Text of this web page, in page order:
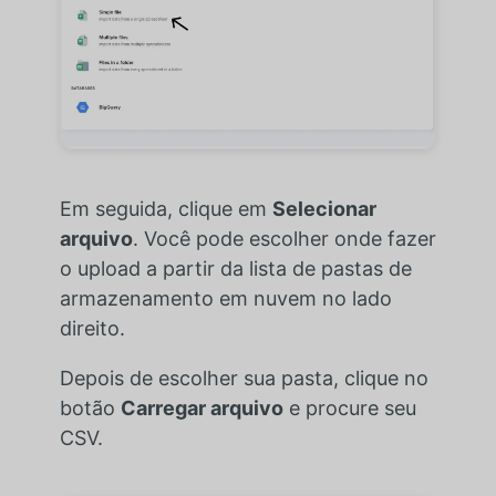
Em seguida, clique em Selecionar
arquivo. Você pode escolher onde fazer
o upload a partir da lista de pastas de
armazenamento em nuvem no lado
direito.
Depois de escolher sua pasta, clique no
botão Carregar arquivoe procure seu
CSV.